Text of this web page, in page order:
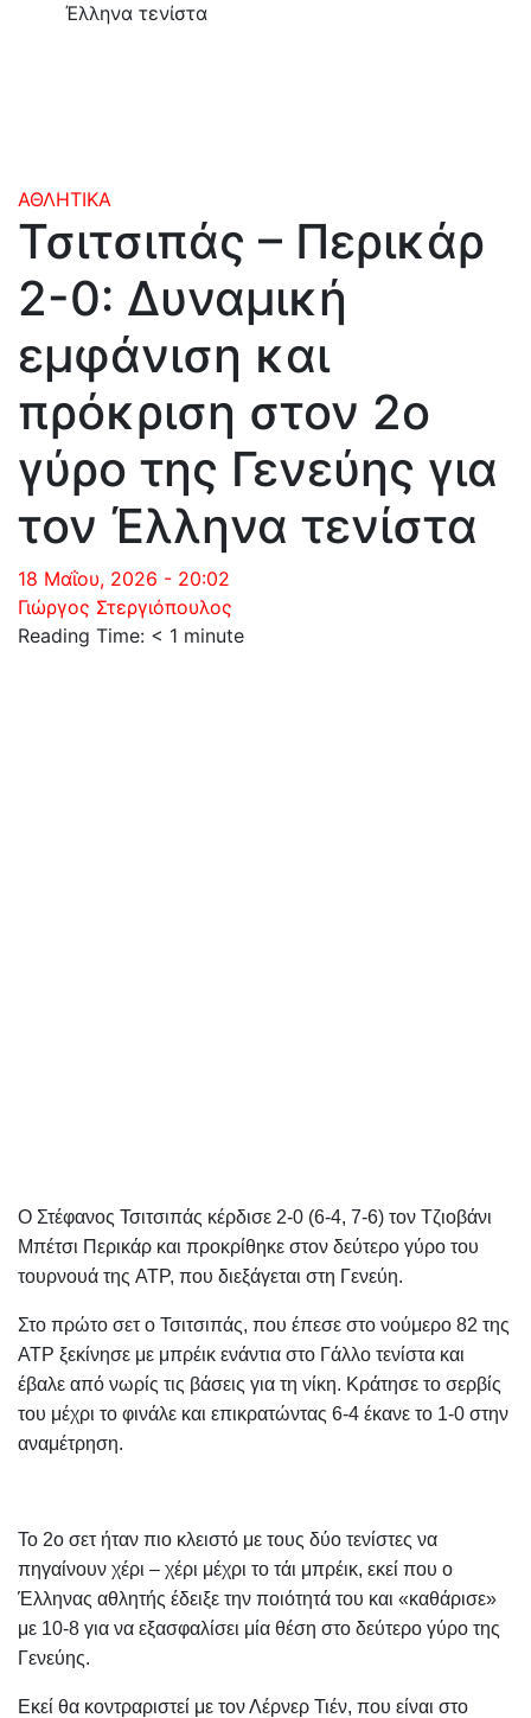
Έλληνα τενίστα
ΑΘΛΗΤΙΚΑ
Τσιτσιπάς – Περικάρ
2-0: Δυναμική
εμφάνιση και
πρόκριση στον 2ο
γύρο της Γενεύης για
τον Έλληνα τενίστα
18 Μαΐου, 2026 - 20:02
Γιώργος Στεργιόπουλος
Reading Time: < 1 minute
Ο Στέφανος Τσιτσιπάς κέρδισε 2-0 (6-4, 7-6) τον Τζιοβάνι
Μπέτσι Περικάρ και προκρίθηκε στον δεύτερο γύρο του
τουρνουά της ATP, που διεξάγεται στη Γενεύη.
Στο πρώτο σετ ο Τσιτσιπάς, που έπεσε στο νούμερο 82 της
ATP ξεκίνησε με μπρέικ ενάντια στο Γάλλο τενίστα και
έβαλε από νωρίς τις βάσεις για τη νίκη. Κράτησε το σερβίς
του μέχρι το φινάλε και επικρατώντας 6-4 έκανε το 1-0 στην
αναμέτρηση.
Το 2ο σετ ήταν πιο κλειστό με τους δύο τενίστες να
πηγαίνουν χέρι – χέρι μέχρι το τάι μπρέικ, εκεί που ο
Έλληνας αθλητής έδειξε την ποιότητά του και «καθάρισε»
με 10-8 για να εξασφαλίσει μία θέση στο δεύτερο γύρο της
Γενεύης.
Εκεί θα κοντραριστεί με τον Λέρνερ Τιέν, που είναι στο